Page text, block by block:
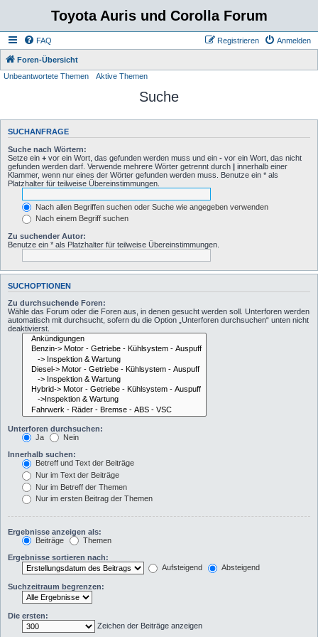
Toyota Auris und Corolla Forum
FAQ Anmelden
Registrieren
Foren-Übersicht
Unbeantwortete Themen
Aktive Themen
Suche
SUCHANFRAGE
Suche nach Wörtern:
Setze ein + vor ein Wort, das gefunden werden muss und ein - vor ein Wort, das nicht
gefunden werden darf. Verwende mehrere Wörter getrennt durch | innerhalb einer
Klammer, wenn nur eines der Wörter gefunden werden muss. Benutze ein * als
Platzhalter für teilweise Übereinstimmungen.
Nach allen Begriffen suchen oder Suche wie angegeben verwenden
Nach einem Begriff suchen
Zu suchender Autor:
Benutze ein * als Platzhalter für teilweise Übereinstimmungen.
SUCHOPTIONEN
Zu durchsuchende Foren:
Wähle das Forum oder die Foren aus, in denen gesucht werden soll. Unterforen werden
automatisch mit durchsucht, sofern du die Option „Unterforen durchsuchen“ unten nicht
deaktivierst.
Unterforen durchsuchen:
Ja
Nein
Innerhalb suchen:
Betreff und Text der Beiträge
Nur im Text der Beiträge
Nur im Betreff der Themen
Nur im ersten Beitrag der Themen
Ergebnisse anzeigen als:
Beiträge
Themen
Ergebnisse sortieren nach:
Aufsteigend
Absteigend
Suchzeitraum begrenzen:
Die ersten:
Zeichen der Beiträge anzeigen